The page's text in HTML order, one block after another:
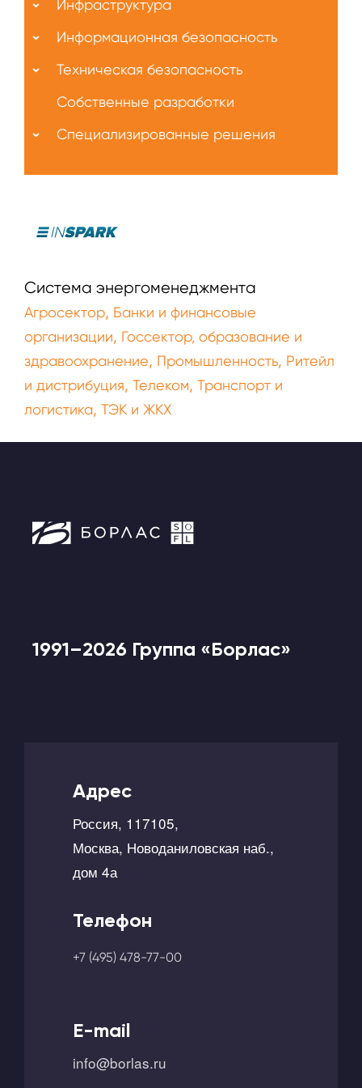
Система энергоменеджмента
Агросектор, Банки и финансовые
организации, Госсектор, образование и
здравоохранение, Промышленность, Ритейл
и дистрибуция, Телеком, Транспорт и
логистика, ТЭК и ЖКХ
Инфраструктура
Информационная безопасность
Техническая безопасность
Собственные разработки
Специализированные решения
1991–2026 Группа «Борлас»
Адрес
Россия, 117105,
Москва, Новоданиловская наб.,
дом 4а
Телефон
+7 (495) 478-77-00
E-mail
info@borlas.ru